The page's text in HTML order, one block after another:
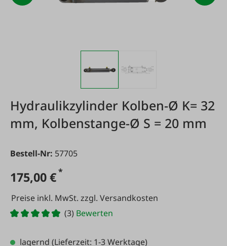
Hydraulikzylinder Kolben-Ø K= 32
mm, Kolbenstange-Ø S = 20 mm
Bestell-Nr: 57705
175,00 €*
Preise inkl. MwSt. zzgl. Versandkosten
(3) Bewerten
lagernd (Lieferzeit: 1-3 Werktage)